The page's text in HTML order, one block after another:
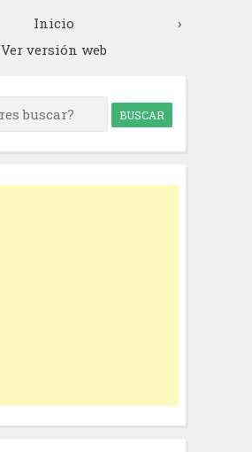
›
Inicio
Ver versión web